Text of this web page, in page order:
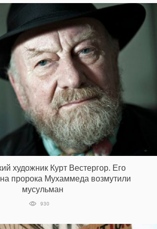
художник Курт Вестергор. Его
пророка Мухаммеда возмутили
мусульман
930